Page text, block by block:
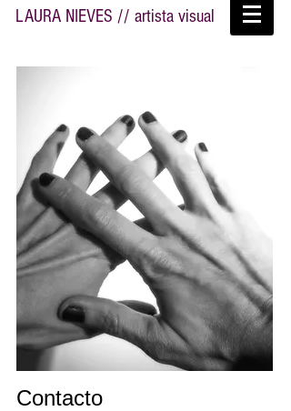
LAURA NIEVES // artista visual
Contacto